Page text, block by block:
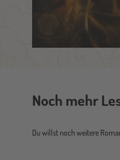
Noch mehr
Du willst noch weitere